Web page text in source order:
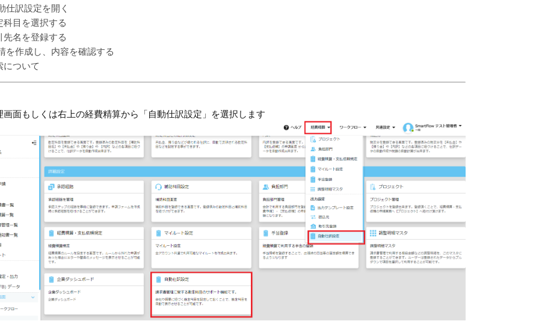
仕訳設定を開く
科目を選択する
先名を登録する
を作成し、内容を確認する
について
画面もしくは右上の経費精算から「自動仕訳設定」を選択します